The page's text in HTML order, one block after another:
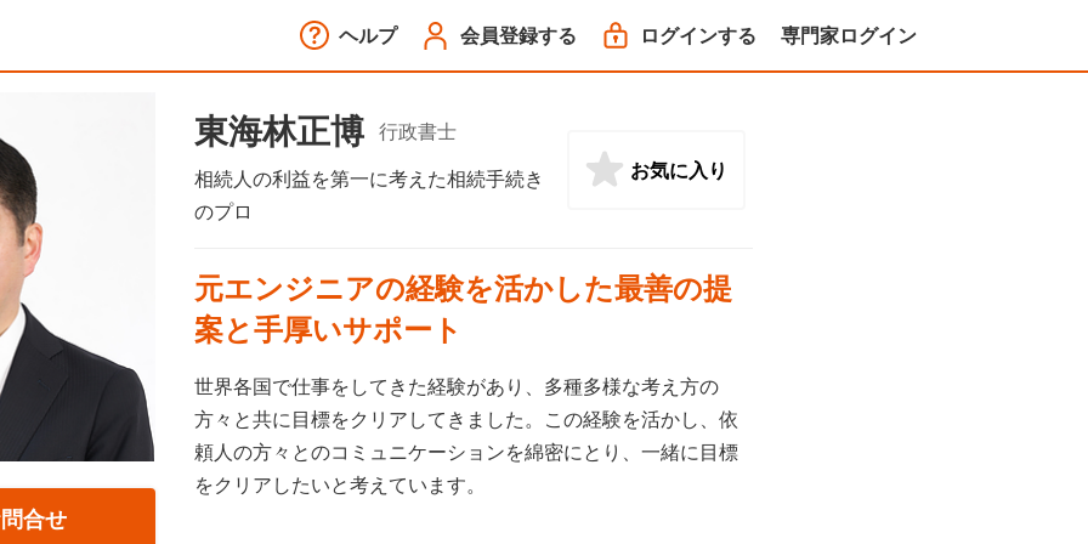
ヘルプ 会員登録する ログインする 専門家ログイン
合せ
東海林正博 行政書士
相続人の利益を第一に考えた相続手続き
のプロ
お気に入り
元エンジニアの経験を活かした最善の提
案と手厚いサポート
世界各国で仕事をしてきた経験があり、多種多様な考え方の
方々と共に目標をクリアしてきました。この経験を活かし、依
頼人の方々とのコミュニケーションを綿密にとり、一緒に目標
をクリアしたいと考えています。